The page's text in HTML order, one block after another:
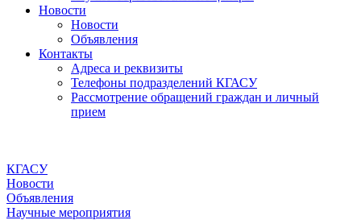
Новости
Новости
Объявления
Контакты
Адреса и реквизиты
Телефоны подразделений КГАСУ
Рассмотрение обращений граждан и личный
прием
КГАСУ
Новости
Объявления
Научные мероприятия